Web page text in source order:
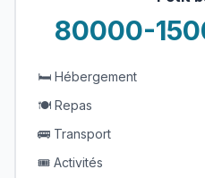
80000-
🛏️ Hébergement
🍽️ Repas
🚌 Transport
🎟️ Activités